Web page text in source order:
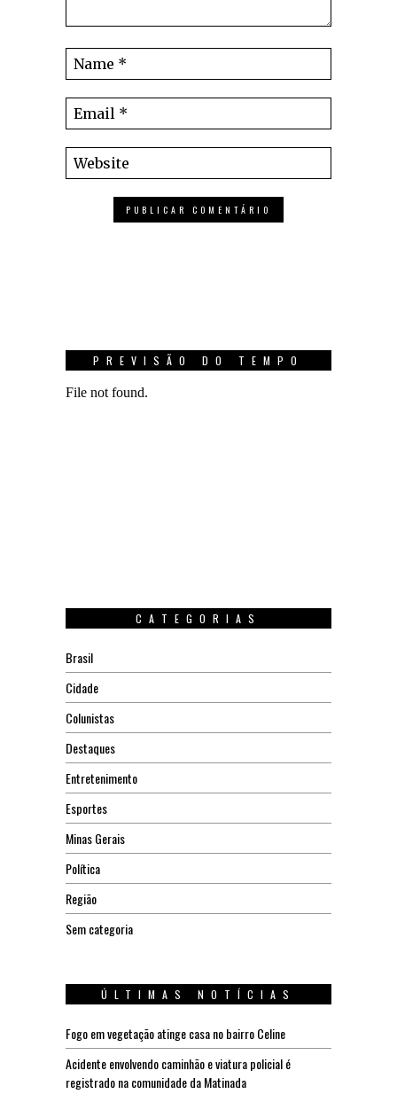
PREVISÃO DO TEMPO
CATEGORIAS
Brasil
Cidade
Colunistas
Destaques
Entretenimento
Esportes
Minas Gerais
Política
Região
Sem categoria
ÚLTIMAS NOTÍCIAS
Fogo em vegetação atinge casa no bairro Celine
Acidente envolvendo caminhão e viatura policial é
registrado na comunidade da Matinada